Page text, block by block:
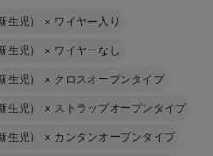
児） × ワイヤー入り
児） × ワイヤーなし
児） × クロスオープンタイプ
児） × ストラップオープンタイプ
児） × カンタンオープンタイプ